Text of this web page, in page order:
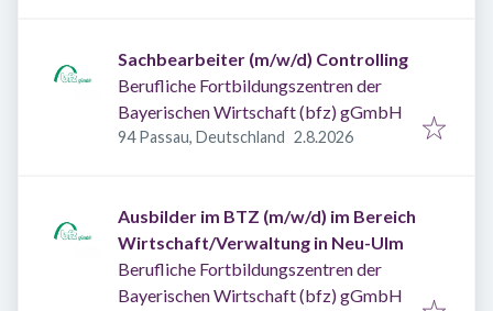
Sachbearbeiter (m/w/d) Controlling
Berufliche Fortbildungszentren der
Bayerischen Wirtschaft (bfz) gGmbH
94 Passau, Deutschland Veröffentlicht
2.8.2026
Ausbilder im BTZ (m/w/d) im Bereich
Wirtschaft/Verwaltung in Neu-Ulm
Berufliche Fortbildungszentren der
Bayerischen Wirtschaft (bfz) gGmbH